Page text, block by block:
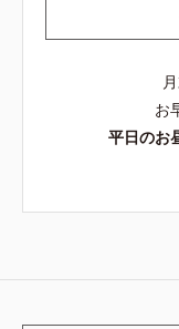
お
平日のお